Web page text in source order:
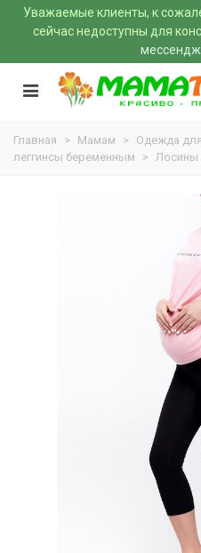
Уважаемые клиенты, к
сейчас недоступны для
Главная > Мамам > Одежда
леггинсы беременным
> Лосины